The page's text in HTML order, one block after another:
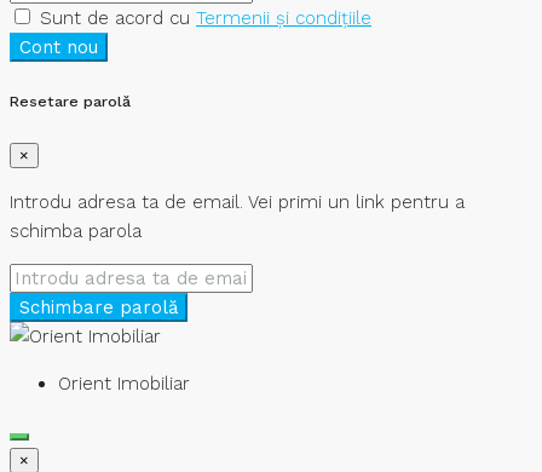
Sunt de acord cu Termenii și condițiile
Cont nou
Resetare parolă
×
Introdu adresa ta de email. Vei primi un link pentru a
schimba parola
Schimbare parolă
Orient Imobiliar
×